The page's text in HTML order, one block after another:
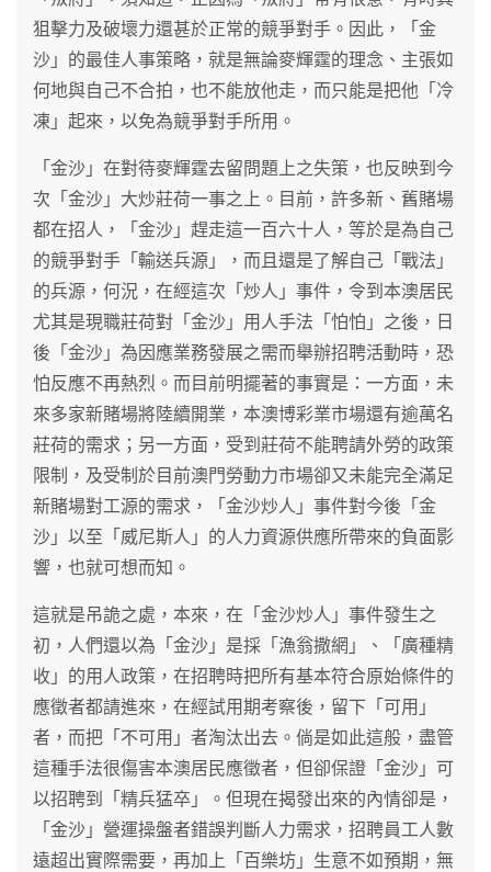
狙擊力及破壞力還甚於正常的競爭對手。因此，「金
沙」的最佳人事策略，就是無論麥輝霆的理念、主張如
何地與自己不合拍，也不能放他走，而只能是把他「冷
凍」起來，以免為競爭對手所用。
「金沙」在對待麥輝霆去留問題上之失策，也反映到今
次「金沙」大炒莊荷一事之上。目前，許多新、舊賭場
都在招人，「金沙」趕走這一百六十人，等於是為自己
的競爭對手「輸送兵源」，而且還是了解自己「戰法」
的兵源，何況，在經這次「炒人」事件，令到本澳居民
尤其是現職莊荷對「金沙」用人手法「怕怕」之後，日
後「金沙」為因應業務發展之需而舉辦招聘活動時，恐
怕反應不再熱烈。而目前明擺著的事實是：一方面，未
來多家新賭場將陸續開業，本澳博彩業市場還有逾萬名
莊荷的需求；另一方面，受到莊荷不能聘請外勞的政策
限制，及受制於目前澳門勞動力市場卻又未能完全滿足
新賭場對工源的需求，「金沙炒人」事件對今後「金
沙」以至「威尼斯人」的人力資源供應所帶來的負面影
響，也就可想而知。
這就是吊詭之處，本來，在「金沙炒人」事件發生之
初，人們還以為「金沙」是採「漁翁撒網」、「廣種精
收」的用人政策，在招聘時把所有基本符合原始條件的
應徵者都請進來，在經試用期考察後，留下「可用」
者，而把「不可用」者淘汰出去。倘是如此這般，盡管
這種手法很傷害本澳居民應徵者，但卻保證「金沙」可
以招聘到「精兵猛卒」。但現在揭發出來的內情卻是，
「金沙」營運操盤者錯誤判斷人力需求，招聘員工人數
遠超出實際需要，再加上「百樂坊」生意不如預期，無